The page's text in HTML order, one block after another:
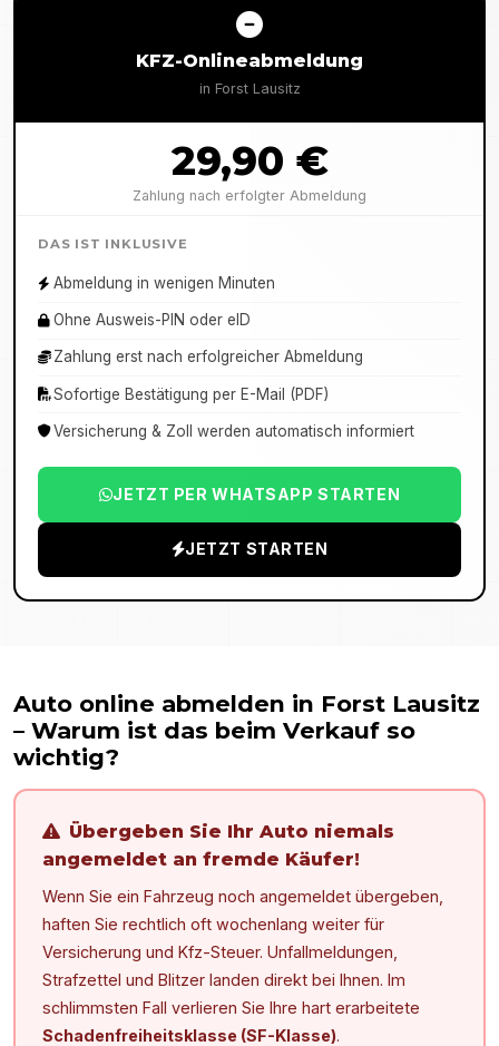
KFZ-Onlineabmeldung
in Forst Lausitz
29,90 €
Zahlung nach erfolgter Abmeldung
DAS IST INKLUSIVE
Abmeldung in wenigen Minuten
Ohne Ausweis-PIN oder eID
Zahlung erst nach erfolgreicher Abmeldung
Sofortige Bestätigung per E-Mail (PDF)
Versicherung & Zoll werden automatisch informiert
JETZT PER WHATSAPP STARTEN
JETZT STARTEN
Auto online abmelden in Forst Lausitz
– Warum ist das beim Verkauf so
wichtig?
Übergeben Sie Ihr Auto niemals
angemeldet an fremde Käufer!
Wenn Sie ein Fahrzeug noch angemeldet übergeben,
haften Sie rechtlich oft wochenlang weiter für
Versicherung und Kfz-Steuer. Unfallmeldungen,
Strafzettel und Blitzer landen direkt bei Ihnen. Im
schlimmsten Fall verlieren Sie Ihre hart erarbeitete
Schadenfreiheitsklasse (SF-Klasse).